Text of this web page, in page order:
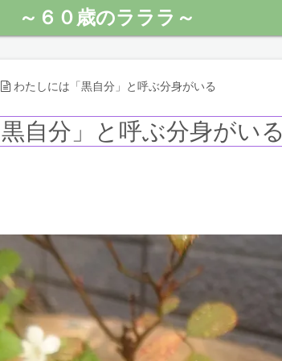
～６０歳のラララ～
わたしには「黒自分」と呼ぶ分身がいる
自分」と呼ぶ分身がいる